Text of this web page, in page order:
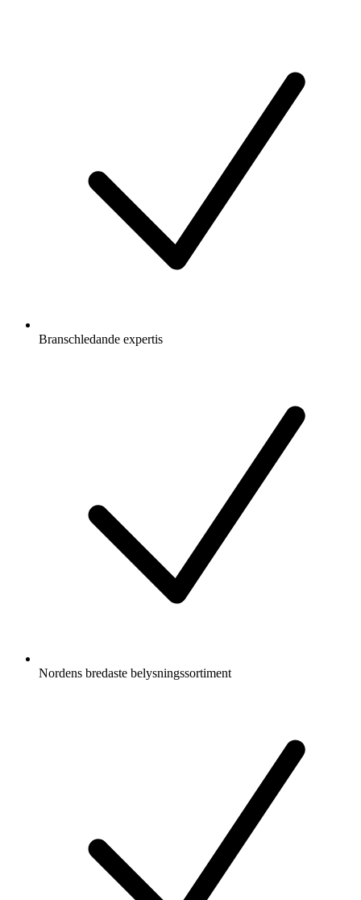
Branschledande expertis
Nordens bredaste belysningssortiment